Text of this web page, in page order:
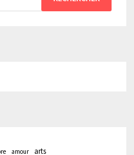
amour arts